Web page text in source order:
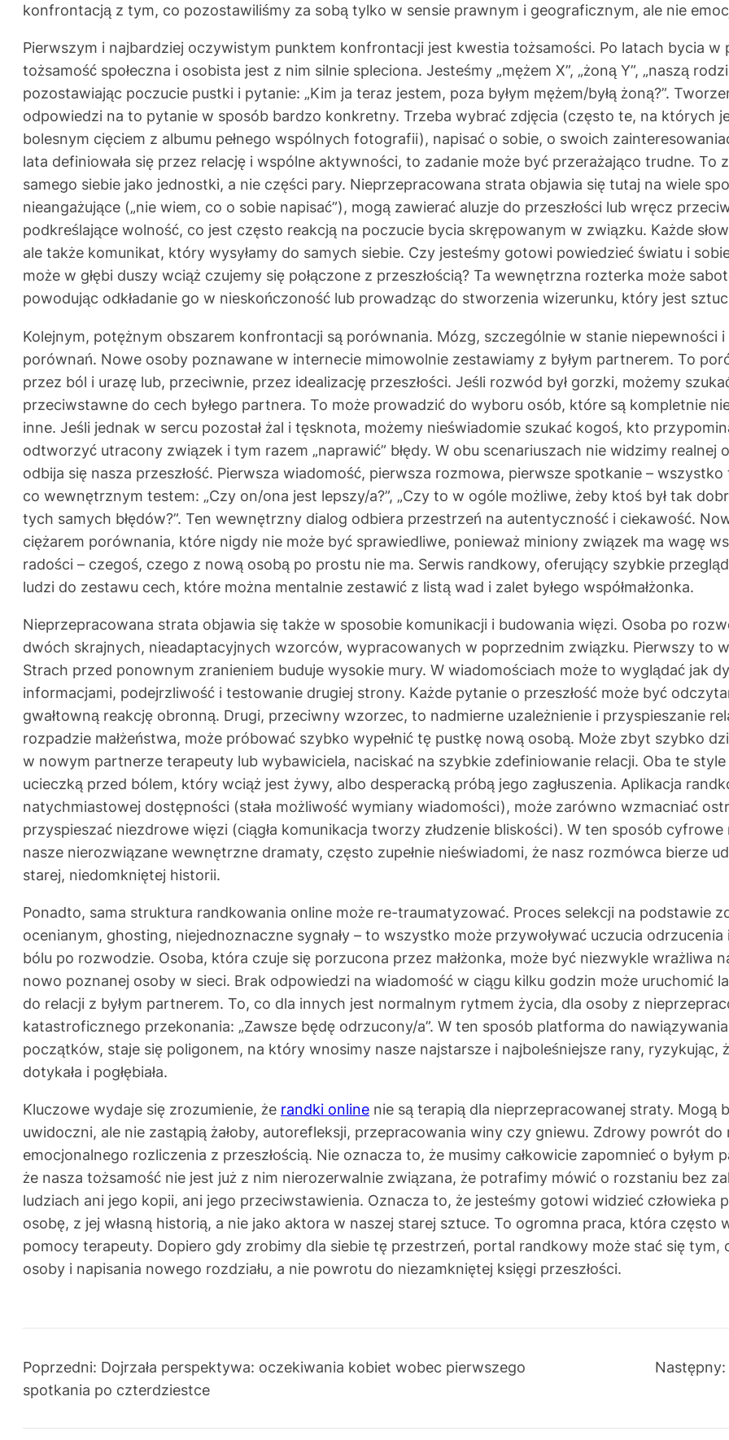
konfrontacją z tym, co pozostawiliśmy za sobą tylko w sensie prawnym i geograficznym, ale nie
Pierwszym i najbardziej oczywistym punktem konfrontacji jest kwestia tożsamości. Po latach bycia w
tożsamość społeczna i osobista jest z nim silnie spleciona. Jesteśmy „mężem X”, „żoną Y”, „naszą
pozostawiając poczucie pustki i pytanie: „Kim ja teraz jestem, poza byłym mężem/byłą żoną?”.
odpowiedzi na to pytanie w sposób bardzo konkretny. Trzeba wybrać zdjęcia (często te, na których
bolesnym cięciem z albumu pełnego wspólnych fotografii), napisać o sobie, o swoich
lata definiowała się przez relację i wspólne aktywności, to zadanie może być przerażająco trudne. To
samego siebie jako jednostki, a nie części pary. Nieprzepracowana strata objawia się tutaj na wiele
nieangażujące („nie wiem, co o sobie napisać”), mogą zawierać aluzje do przeszłości lub wręcz
podkreślające wolność, co jest często reakcją na poczucie bycia skrępowanym w związku. Każde
ale także komunikat, który wysyłamy do samych siebie. Czy jesteśmy gotowi powiedzieć światu i
może w głębi duszy wciąż czujemy się połączone z przeszłością? Ta wewnętrzna rozterka może
powodując odkładanie go w nieskończoność lub prowadząc do stworzenia wizerunku, który jest
Kolejnym, potężnym obszarem konfrontacji są porównania. Mózg, szczególnie w stanie niepewności
porównań. Nowe osoby poznawane w internecie mimowolnie zestawiamy z byłym partnerem. To
przez ból i urazę lub, przeciwnie, przez idealizację przeszłości. Jeśli rozwód był gorzki, możemy
przeciwstawne do cech byłego partnera. To może prowadzić do wyboru osób, które są kompletnie
inne. Jeśli jednak w sercu pozostał żal i tęsknota, możemy nieświadomie szukać kogoś, kto
odtworzyć utracony związek i tym razem „naprawić” błędy. W obu scenariuszach nie widzimy
odbija się nasza przeszłość. Pierwsza wiadomość, pierwsza rozmowa, pierwsze spotkanie –
co wewnętrznym testem: „Czy on/ona jest lepszy/a?”, „Czy to w ogóle możliwe, żeby ktoś był tak
tych samych błędów?”. Ten wewnętrzny dialog odbiera przestrzeń na autentyczność i ciekawość.
ciężarem porównania, które nigdy nie może być sprawiedliwe, ponieważ miniony związek ma wagę
radości – czegoś, czego z nową osobą po prostu nie ma. Serwis randkowy, oferujący szybkie
ludzi do zestawu cech, które można mentalnie zestawić z listą wad i zalet byłego współmałżonka.
Nieprzepracowana strata objawia się także w sposobie komunikacji i budowania więzi. Osoba po
dwóch skrajnych, nieadaptacyjnych wzorców, wypracowanych w poprzednim związku. Pierwszy to
Strach przed ponownym zranieniem buduje wysokie mury. W wiadomościach może to wyglądać jak
informacjami, podejrzliwość i testowanie drugiej strony. Każde pytanie o przeszłość może być
gwałtowną reakcję obronną. Drugi, przeciwny wzorzec, to nadmierne uzależnienie i przyspieszanie
rozpadzie małżeństwa, może próbować szybko wypełnić tę pustkę nową osobą. Może zbyt szybko
w nowym partnerze terapeuty lub wybawiciela, naciskać na szybkie zdefiniowanie relacji. Oba te
ucieczką przed bólem, który wciąż jest żywy, albo desperacką próbą jego zagłuszenia. Aplikacja
natychmiastowej dostępności (stała możliwość wymiany wiadomości), może zarówno wzmacniać
przyspieszać niezdrowe więzi (ciągła komunikacja tworzy złudzenie bliskości). W ten sposób
nasze nierozwiązane wewnętrzne dramaty, często zupełnie nieświadomi, że nasz rozmówca bierze
starej, niedomkniętej historii.
Ponadto, sama struktura randkowania online może re-traumatyzować. Proces selekcji na podstawie
ocenianym, ghosting, niejednoznaczne sygnały – to wszystko może przywoływać uczucia
bólu po rozwodzie. Osoba, która czuje się porzucona przez małżonka, może być niezwykle wrażliwa
nowo poznanej osoby w sieci. Brak odpowiedzi na wiadomość w ciągu kilku godzin może uruchomić
do relacji z byłym partnerem. To, co dla innych jest normalnym rytmem życia, dla osoby z
katastroficznego przekonania: „Zawsze będę odrzucony/a”. W ten sposób platforma do
początków, staje się poligonem, na który wnosimy nasze najstarsze i najboleśniejsze rany,
dotykała i pogłębiała.
Kluczowe wydaje się zrozumienie, że randki online nie są terapią dla nieprzepracowanej straty. Mogą
uwidoczni, ale nie zastąpią żałoby, autorefleksji, przepracowania winy czy gniewu. Zdrowy powrót
emocjonalnego rozliczenia z przeszłością. Nie oznacza to, że musimy całkowicie zapomnieć o
że nasza tożsamość nie jest już z nim nierozerwalnie związana, że potrafimy mówić o rozstaniu bez
ludziach ani jego kopii, ani jego przeciwstawienia. Oznacza to, że jesteśmy gotowi widzieć człowieka
osobę, z jej własną historią, a nie jako aktora w naszej starej sztuce. To ogromna praca, która często
pomocy terapeuty. Dopiero gdy zrobimy dla siebie tę przestrzeń, portal randkowy może stać się
osoby i napisania nowego rozdziału, a nie powrotu do niezamkniętej księgi przeszłości.
Poprzedni: Dojrzała perspektywa: oczekiwania kobiet wobec pierwszego
spotkania po czterdziestce
Następny: